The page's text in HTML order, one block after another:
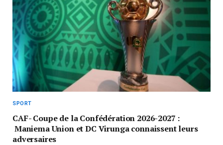
SPORT
CAF- Coupe de la Confédération 2026-2027 :
Maniema Union et DC Virunga connaissent leurs
adversaires